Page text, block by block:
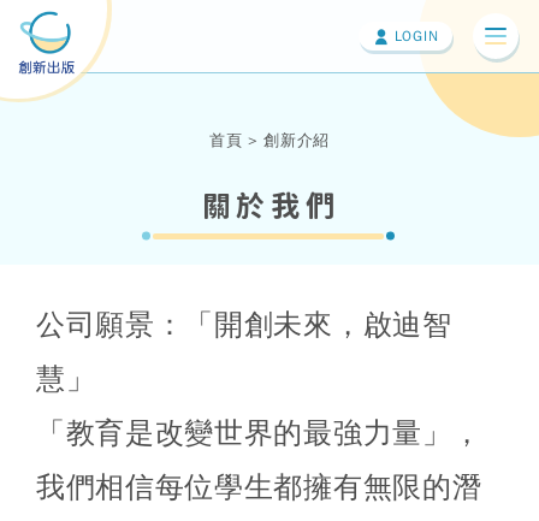
LOGIN
切換
首頁 創新介紹
關於我們
公司願景：「開創未來，啟迪智
慧」
「教育是改變世界的最強力量」，
我們相信每位學生都擁有無限的潛